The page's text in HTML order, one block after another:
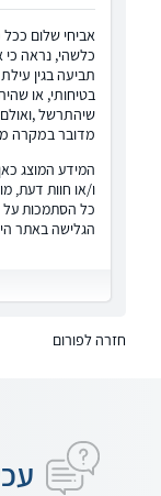
אביחי שלום
כלשהי, נראה כי
תביעה בגין
בטיחותי, או
שיהתרשל
מדובר במקרה
המידע המוצג
ו/או חוות דעת,
כל הסתמכות על
הגלישה באתר
חזרה לפורום